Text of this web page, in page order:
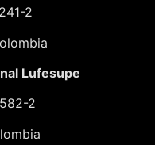
2
Lufesupe
2